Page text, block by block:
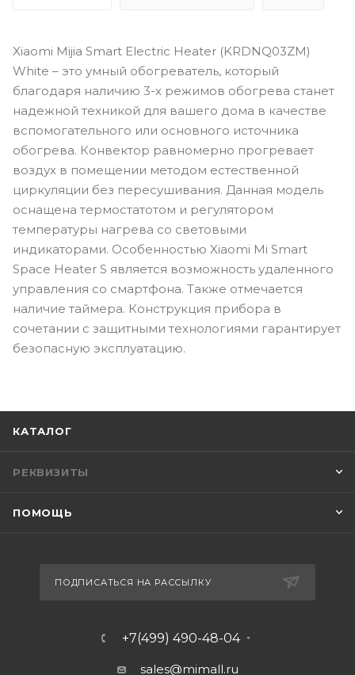
Xiaomi Mijia Smart Electric Heater (KRDNQ03ZM)
White – это умный обогреватель, который
благодаря наличию 3-х режимов обогрева станет
надежной техникой для вашего дома в качестве
вспомогательного или основного источника
обогрева. Конвектор равномерно прогревает
воздух в помещении методом естественной
циркуляции без пересушивания. Данная модель
оснащена термостатотом и регулятором
температуры нагрева со световыми
индикаторами. Особенностью Xiaomi Mi Smart
Space Heater S является возможность удаленного
управления со смартфона. Также отмечается
наличие таймера. Конструкция прибора в
сочетании с защитными технологиями гарантирует
безопасную эксплуатацию.
КАТАЛОГ
РЕКВИЗИТЫ
ПОМОЩЬ
ПОДПИСАТЬСЯ НА РАССЫЛКУ
+7(499) 490-48-04
sales@mimall.ru